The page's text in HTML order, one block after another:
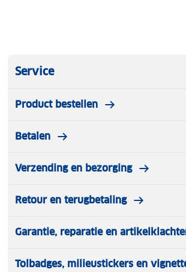
Service
Product bestellen
Betalen
Verzending en bezorging
Retour en terugbetaling
Garantie, reparatie en
Tolbadges, milieustickers en